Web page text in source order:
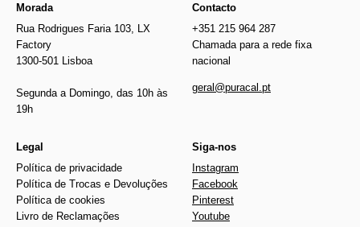
Morada
Rua Rodrigues Faria 103, LX
Factory
1300-501 Lisboa
Segunda a Domingo, das 10h às
19h
Contacto
+351 215 964 287
Chamada para a rede fixa
nacional
geral@puracal.pt
Legal
Política de privacidade
Política de Trocas e Devoluções
Política de cookies
Livro de Reclamações
Siga-nos
Instagram
Facebook
Pinterest
Youtube